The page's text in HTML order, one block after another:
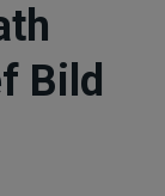
Bild